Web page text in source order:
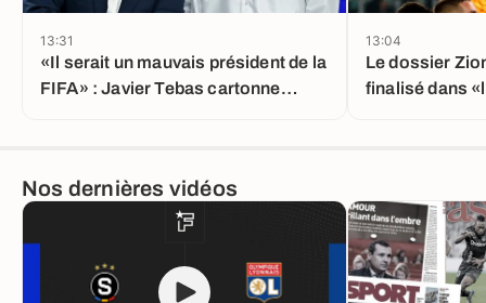
«Il serait un mauvais président de la
FIFA» : Javier Tebas cartonne
13:31
Le dossier
finalisé dans
13:04
Nos dernières vidéos